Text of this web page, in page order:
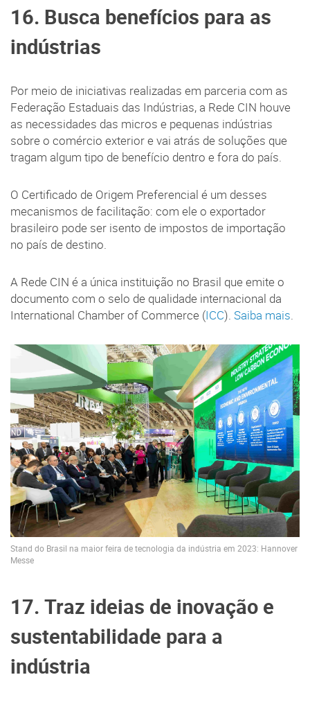
16. Busca benefícios para as
indústrias
Por meio de iniciativas realizadas em parceria com as
Federação Estaduais das Indústrias, a Rede CIN houve
as necessidades das micros e pequenas indústrias
sobre o comércio exterior e vai atrás de soluções que
tragam algum tipo de benefício dentro e fora do país.
O Certificado de Origem Preferencial é um desses
mecanismos de facilitação: com ele o exportador
brasileiro pode ser isento de impostos de importação
no país de destino.
A Rede CIN é a única instituição no Brasil que emite o
documento com o selo de qualidade internacional da
International Chamber of Commerce (ICC). Saiba mais.
Stand do Brasil na maior feira de tecnologia da indústria em 2023: Hannover
Messe
17. Traz ideias de inovação e
sustentabilidade para a
indústria